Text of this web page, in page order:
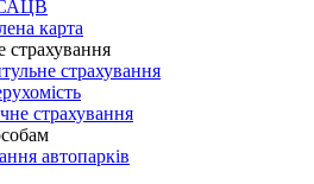
карта
страхування
страхування
автопарків